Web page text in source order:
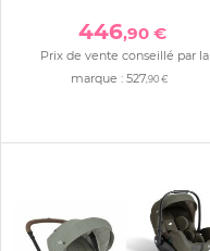
446,90 €
Prix de vente conseillé par la
marque :527,90 €